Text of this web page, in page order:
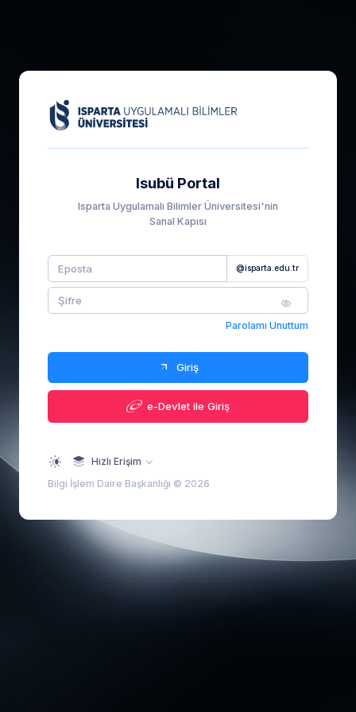
Isubü Portal
Isparta Uygulamalı Bilimler Üniversitesi'nin
Sanal Kapısı
@isparta.edu.tr
Parolamı Unuttum
Giriş
e-Devlet ile Giriş
Hızlı Erişim
Bilgi İşlem Daire Başkanlığı © 2026